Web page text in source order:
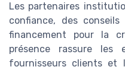
Les partenaires
confiance, des
financement pour la
présence rassure les
fournisseurs clients et